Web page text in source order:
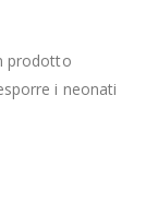
prodotto
i neonati